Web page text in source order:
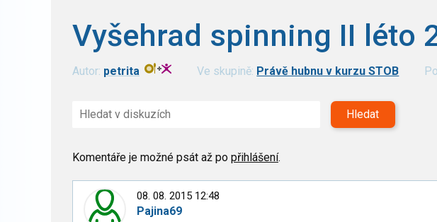
Vyšehrad spinning II léto
Autor: petrita Ve skupině: Právě hubnu v kurzu STOB
Hledat
Komentáře je možné psát až po přihlášení.
08. 08. 2015 12:48
Pajina69